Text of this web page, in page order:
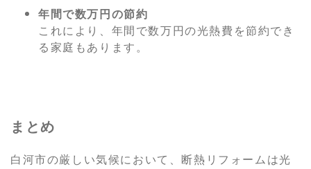
年間で数万円の節約
これにより、年間で数万円の光熱費を節約でき
る家庭もあります。
まとめ
白河市の厳しい気候において、断熱リフォームは光